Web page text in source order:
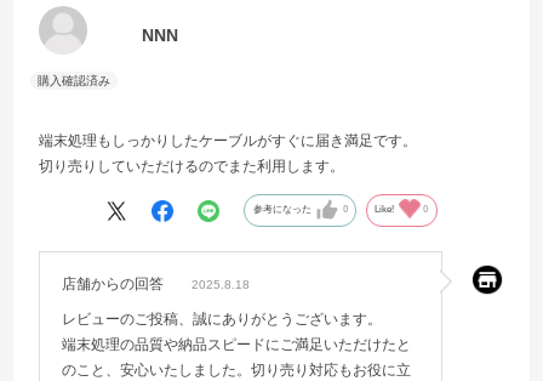
NNN
端末処理もしっかりしたケーブルがすぐに届き満足です。
切り売りしていただけるのでまた利用します。
参考になった 0 Like! 0
店舗からの回答 2025.8.18
レビューのご投稿、誠にありがとうございます。
端末処理の品質や納品スピードにご満足いただけたと
のこと、安心いたしました。切り売り対応もお役に立